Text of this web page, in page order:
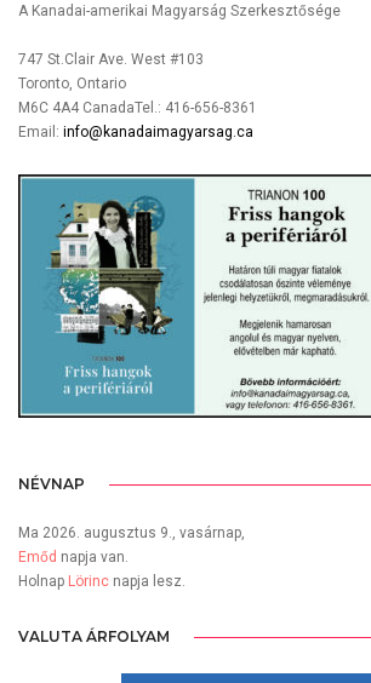
A Kanadai-amerikai Magyarság Szerkesztősége
747 St.Clair Ave. West #103
Toronto, Ontario
M6C 4A4 CanadaTel.: 416-656-8361
Email: info@kanadaimagyarsag.ca
NÉVNAP
Ma 2026. augusztus 9., vasárnap,
Emőd napja van.
Holnap Lörinc napja lesz.
VALUTA ÁRFOLYAM